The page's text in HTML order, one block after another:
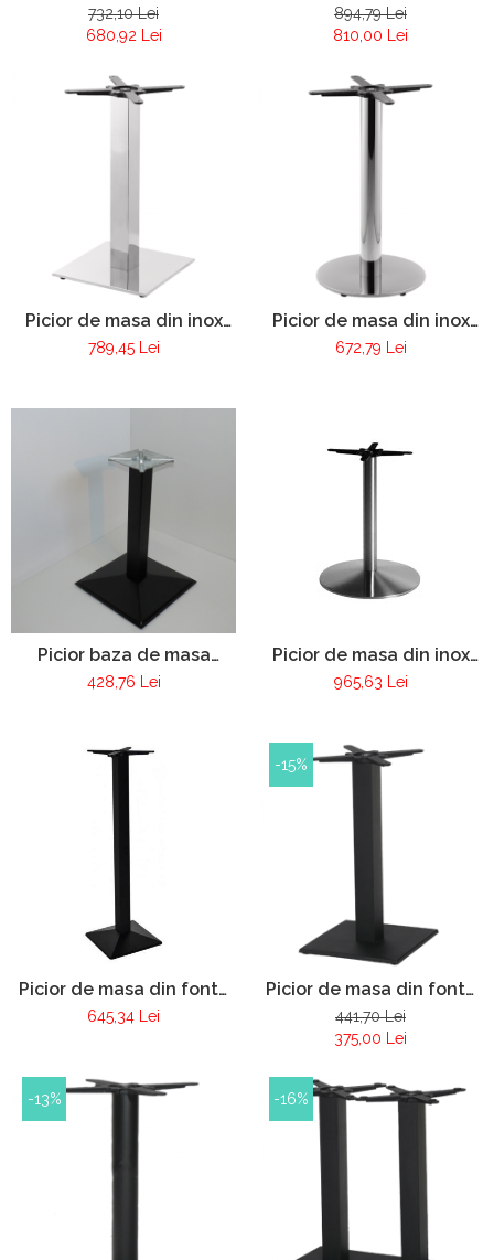
Pur 087
732,10 Lei
680,92 Lei
restaurant/terasa Pur
089
894,79 Lei
810,00 Lei
Picior de masa din inox
Pur 109
789,45 Lei
Picior de masa din inox
Pur 111
672,79 Lei
Picior baza de masa
metalic restaurant
428,76 Lei
Picior de masa din inox
Pur 112
965,63 Lei
Picior de masa din fonta
Pur 088
645,34 Lei
-15%
Picior de masa din fonta
Pur 092
441,70 Lei
375,00 Lei
-13% -16%